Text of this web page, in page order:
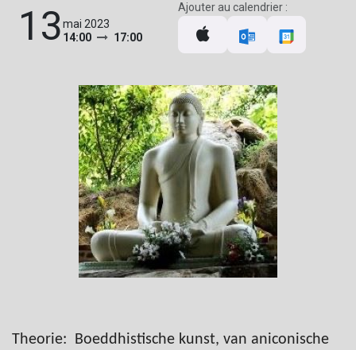
13mai 2023
14:00
17:00
Ajouter au calendrier :
Theorie: Boeddhistische kunst, van aniconische